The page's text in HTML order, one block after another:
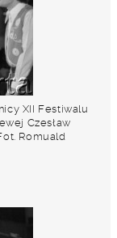
XII Festiwalu
Czesław
Romuald